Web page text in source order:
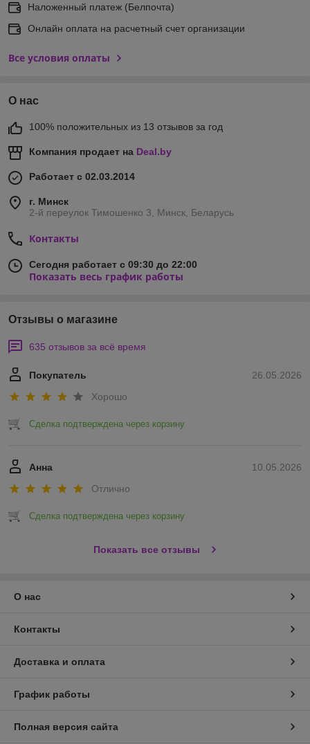
Наложенный платеж (Белпочта)
Онлайн оплата на расчетный счет организации
Все условия оплаты
О нас
100% положительных из 13 отзывов за год
Компания продает на Deal.by
Работает с 02.03.2014
г. Минск
2-й переулок Тимошенко 3, Минск, Беларусь
Контакты
Сегодня работает с 09:30 до 22:00
Показать весь график работы
Отзывы о магазине
635 отзывов за всё время
26.05.2026
Покупатель
Хорошо
Сделка подтверждена через корзину
10.05.2026
Анна
Отлично
Сделка подтверждена через корзину
Показать все отзывы
О нас
Контакты
Доставка и оплата
График работы
Полная версия сайта